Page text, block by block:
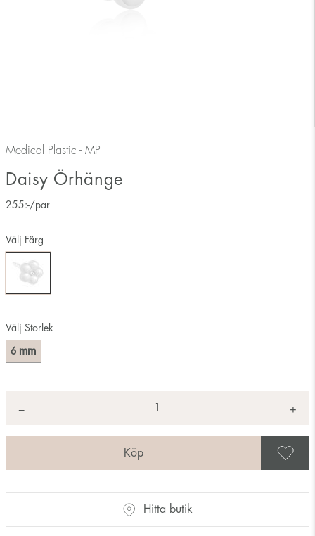
Medical Plastic - MP
Daisy Örhänge
255:-/par
Välj Storlek
6 mm
Välj Färg
− +
Hitta butik